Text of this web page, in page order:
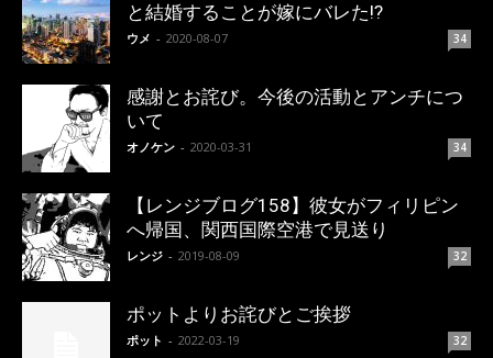
と結婚することが嫁にバレた!?
ウメ - 2020-08-07 34
感謝とお詫び。今後の活動とアンチにつ
いて
オノケン - 2020-03-31 34
【レンジブログ158】彼女がフィリピン
へ帰国、関西国際空港で見送り
レンジ - 2019-08-09 32
ポットよりお詫びとご挨拶
ポット - 2022-03-19 32